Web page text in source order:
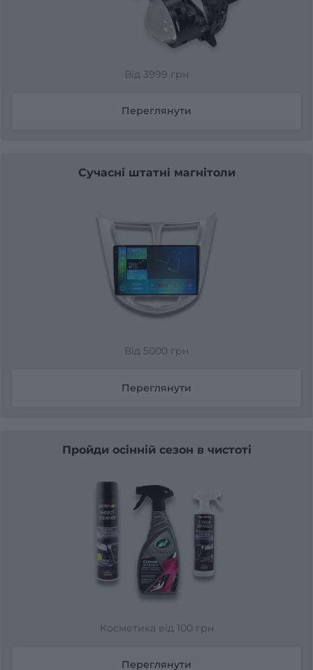
Від 3999 грн
Переглянути
Сучасні штатні магнітоли
Від 5000 грн
Переглянути
Пройди осінній сезон в чистоті
Косметика від 100 грн
Переглянути